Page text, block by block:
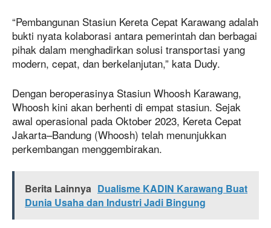
“Pembangunan Stasiun Kereta Cepat Karawang adalah
bukti nyata kolaborasi antara pemerintah dan berbagai
pihak dalam menghadirkan solusi transportasi yang
modern, cepat, dan berkelanjutan,” kata Dudy.
Dengan beroperasinya Stasiun Whoosh Karawang,
Whoosh kini akan berhenti di empat stasiun. Sejak
awal operasional pada Oktober 2023, Kereta Cepat
Jakarta–Bandung (Whoosh) telah menunjukkan
perkembangan menggembirakan.
Berita Lainnya Dualisme KADIN Karawang Buat
Dunia Usaha dan Industri Jadi Bingung